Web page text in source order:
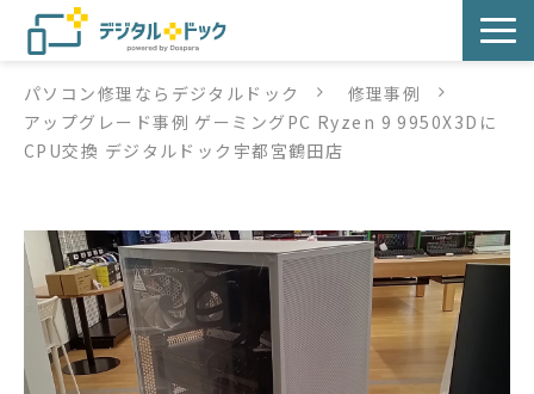
パソコン修理
サービス
サービス提供方法
店舗紹介
デジタルドックブログ
パソコン修理ならデジタルドック
修理事例
アップグレード事例 ゲーミングPC Ryzen 9 9950X3Dに
CPU交換 デジタルドック宇都宮鶴田店